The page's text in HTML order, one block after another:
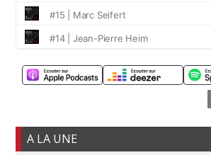
A LA UNE